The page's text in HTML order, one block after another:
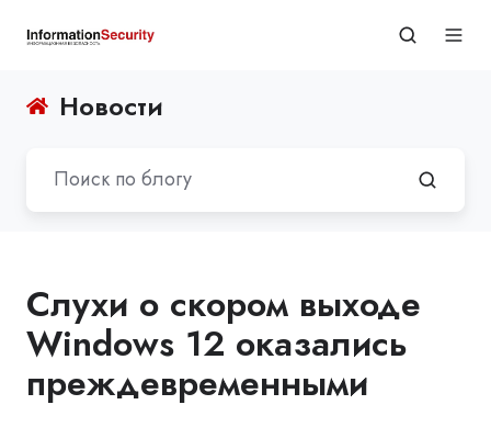
Новости
Слухи о скором выходе
Windows 12 оказались
преждевременными